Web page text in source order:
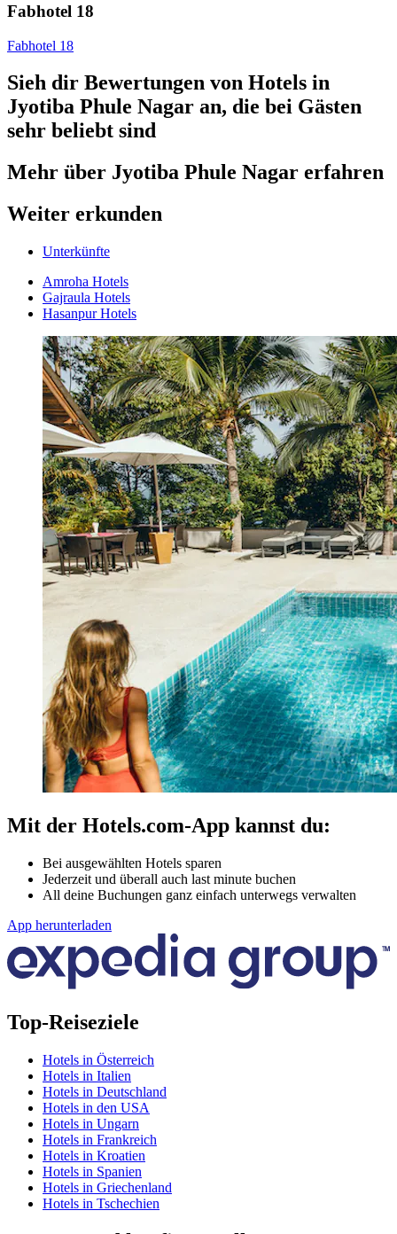
Fabhotel 18
Fabhotel 18
Sieh dir Bewertungen von Hotels in
Jyotiba Phule Nagar an, die bei Gästen
sehr beliebt sind
Mehr über Jyotiba Phule Nagar erfahren
Weiter erkunden
Unterkünfte
Amroha Hotels
Gajraula Hotels
Hasanpur Hotels
Mit der Hotels.com-App kannst du:
Bei ausgewählten Hotels sparen
Jederzeit und überall auch last minute buchen
All deine Buchungen ganz einfach unterwegs verwalten
App herunterladen
Top-Reiseziele
Hotels in Österreich
Hotels in Italien
Hotels in Deutschland
Hotels in den USA
Hotels in Ungarn
Hotels in Frankreich
Hotels in Kroatien
Hotels in Spanien
Hotels in Griechenland
Hotels in Tschechien